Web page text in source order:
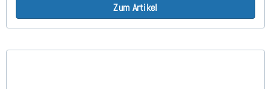
Zum Artikel